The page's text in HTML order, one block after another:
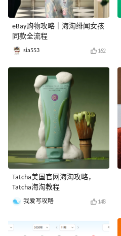
eBay购物攻略｜海淘绯闻女孩
同款全流程
sia553 162
Tatcha美国官网海淘攻略，
Tatcha海淘教程
我爱写攻略 148